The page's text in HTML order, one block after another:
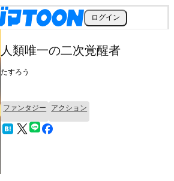
ログイン
人類唯一の二次覚醒者
たすろう
ファンタジー アクション